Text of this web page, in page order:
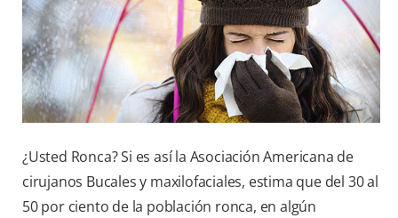
DÓNDE COMPRAR
BO (ES)
SUSCRÍBETE
¿Usted Ronca? Si es así la Asociación Americana de
cirujanos Bucales y maxilofaciales, estima que del 30 al
50 por ciento de la población ronca, en algún